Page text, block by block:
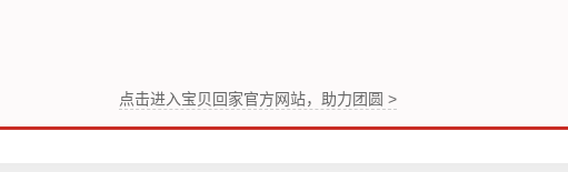
点击进入宝贝回家官方网站，助力团圆 >